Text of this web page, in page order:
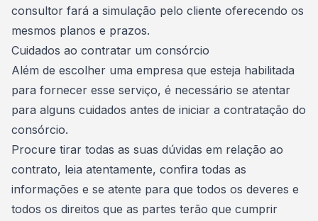
consultor fará a simulação pelo cliente oferecendo os
mesmos planos e prazos.
Cuidados ao contratar um consórcio
Além de escolher uma empresa que esteja habilitada
para fornecer esse serviço, é necessário se atentar
para alguns cuidados antes de iniciar a contratação do
consórcio.
Procure tirar todas as suas dúvidas em relação ao
contrato, leia atentamente, confira todas as
informações e se atente para que todos os deveres e
todos os direitos que as partes terão que cumprir